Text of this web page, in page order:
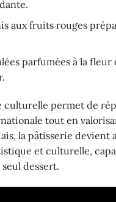
aux fruits rouges
parfumées à la fleur
culturelle permet de
tout en
la pâtisserie devient
et culturelle,
dessert.